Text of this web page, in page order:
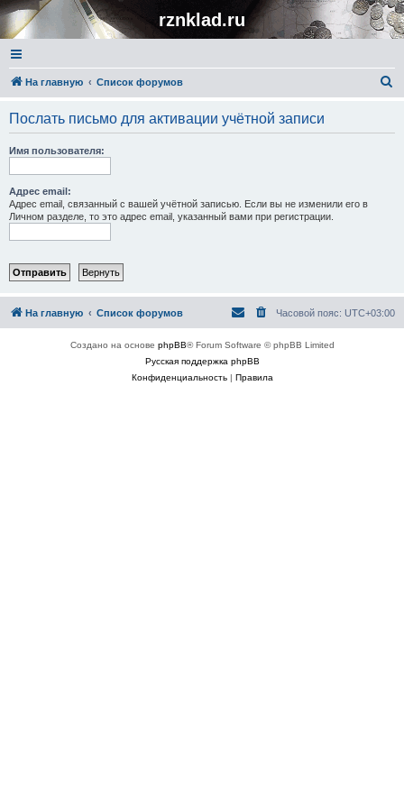
rznklad.ru
На главную Список форумов
Послать письмо для активации учётной записи
Имя пользователя:
Адрес email:
Адрес email, связанный с вашей учётной записью. Если вы не изменили его в
Личном разделе, то это адрес email, указанный вами при регистрации.
На главную Список форумов Часовой пояс: UTC+03:00
Создано на основе phpBB® Forum Software © phpBB Limited
Русская поддержка phpBB
Конфиденциальность| Правила